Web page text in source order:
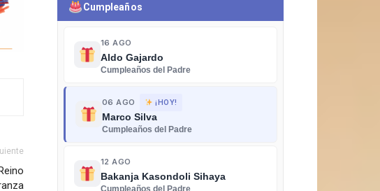
Cumpleaños
16 AGO
Aldo Gajardo
Cumpleaños del Padre
06 AGO ¡HOY!
Marco Silva
Cumpleaños del Padre
12 AGO
Bakanja Kasondoli Sihaya
Cumpleaños del Padre